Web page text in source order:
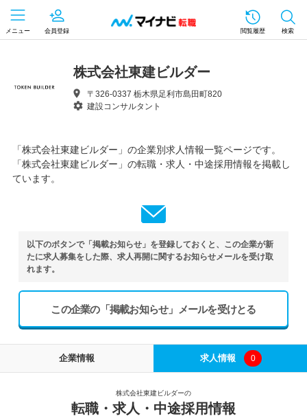
メニュー 会員登録 閲覧履歴 検索
株式会社東建ビルダー
〒326-0337 栃木県足利市島田町820
建設コンサルタント
「株式会社東建ビルダー」の企業別求人情報一覧ページです。
「株式会社東建ビルダー」の転職・求人・中途採用情報を掲載し
ています。
以下のボタンで「掲載お知らせ」を登録しておくと、この企業が新
たに求人募集をした際、求人再開に関するお知らせメールを受け取
れます。
この企業の「掲載お知らせ」メールを受けとる
企業情報 求人情報 0
株式会社東建ビルダーの
転職・求人・中途採用情報